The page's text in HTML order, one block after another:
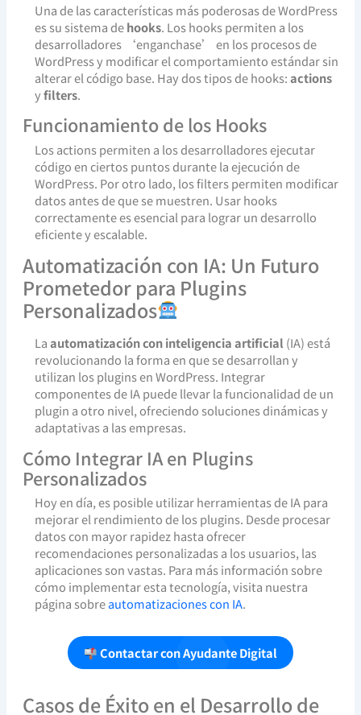
Una de las características más poderosas de WordPress
es su sistema dehooks. Los hooks permiten a los
desarrolladores ‘enganchase’ en los procesos de
WordPress y modificar el comportamiento estándar sin
alterar el código base. Hay dos tipos de hooks:actions
yfilters.
Funcionamiento de los Hooks
Los actions permiten a los desarrolladores ejecutar
código en ciertos puntos durante la ejecución de
WordPress. Por otro lado, los filters permiten modificar
datos antes de que se muestren. Usar hooks
correctamente es esencial para lograr un desarrollo
eficiente y escalable.
Automatización con IA: Un Futuro
Prometedor para Plugins
Personalizados
Laautomatización con inteligencia artificial(IA) está
revolucionando la forma en que se desarrollan y
utilizan los plugins en WordPress. Integrar
componentes de IA puede llevar la funcionalidad de un
plugin a otro nivel, ofreciendo soluciones dinámicas y
adaptativas a las empresas.
Cómo Integrar IA en Plugins
Personalizados
Hoy en día, es posible utilizar herramientas de IA para
mejorar el rendimiento de los plugins. Desde procesar
datos con mayor rapidez hasta ofrecer
recomendaciones personalizadas a los usuarios, las
aplicaciones son vastas. Para más información sobre
cómo implementar esta tecnología, visita nuestra
página sobreautomatizaciones con IA.
Contactar con Ayudante Digital
Casos de Éxito en el Desarrollo de